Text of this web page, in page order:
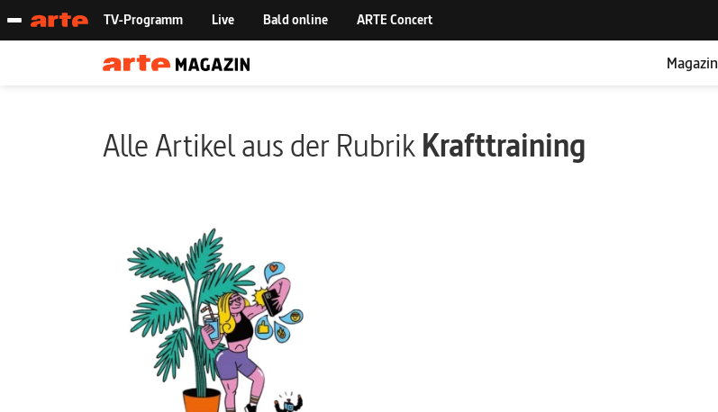
Magazin
Alle Artikel aus der RubrikKrafttraining